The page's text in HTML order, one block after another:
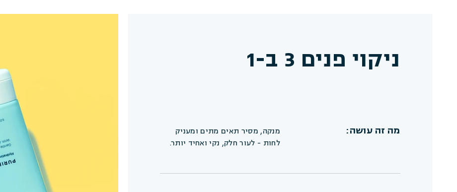
ניקוי פנים 3 ב-1
מה זה עושה:
מנקה, מסיר תאים מתים ומעניק
לחות - לעור חלק, נקי ואחיד יותר.